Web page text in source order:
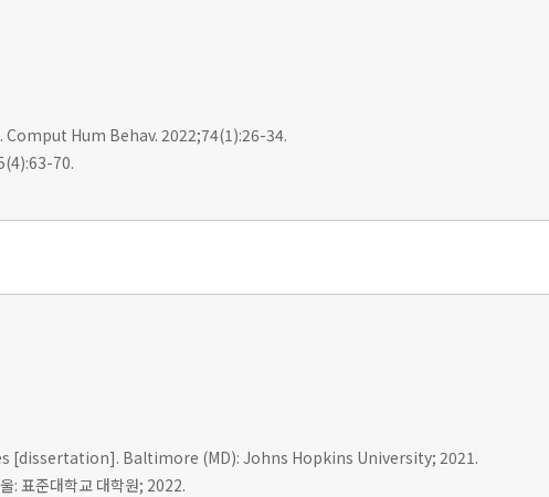
Hum Behav. 2022;74(1):26-34.
70.
[dissertation]. Baltimore (MD): Johns Hopkins University; 2021.
: 표준대학교 대학원; 2022.